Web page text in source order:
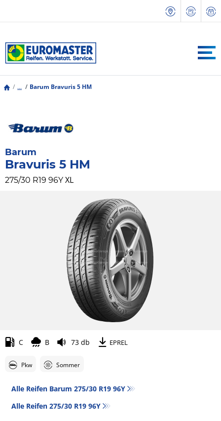
... Barum Bravuris 5 HM
Barum
Bravuris 5 HM
275/30 R19 96Y XL
C B 73 db EPREL
Pkw Sommer
Alle Reifen Barum 275/30 R19 96Y
Alle Reifen‎ 275/30 R19 96Y